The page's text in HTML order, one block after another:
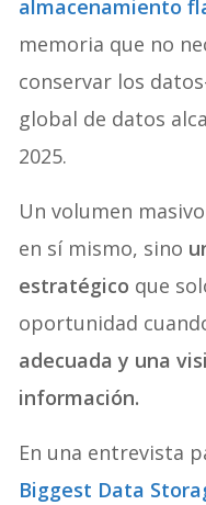
almacenamiento
memoria que no
conservar los
global de datos
2025.
Un volumen
en sí mismo, sino
estratégico que
oportunidad
adecuada y una
información.
En una entrevista
Biggest Data